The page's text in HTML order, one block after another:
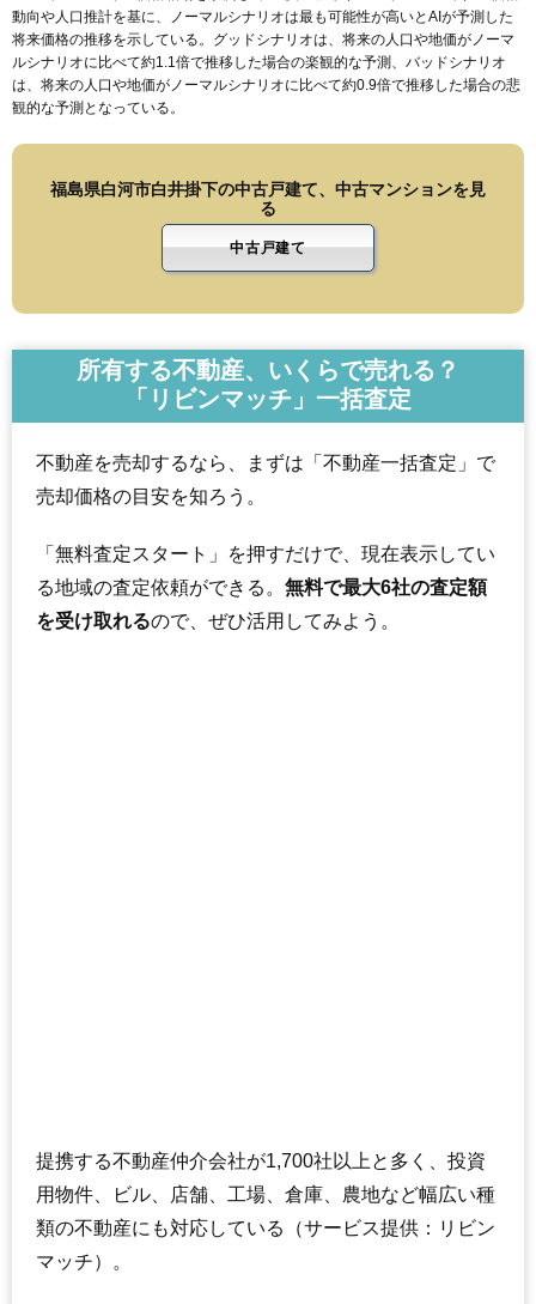
動向や人口推計を基に、ノーマルシナリオは最も可能性が高いとAIが予測した
将来価格の推移を示している。グッドシナリオは、将来の人口や地価がノーマ
ルシナリオに比べて約1.1倍で推移した場合の楽観的な予測、バッドシナリオ
は、将来の人口や地価がノーマルシナリオに比べて約0.9倍で推移した場合の悲
観的な予測となっている。
福島県白河市白井掛下の中古戸建て、中古マンションを見
る
中古戸建て
所有する不動産、いくらで売れる？
「リビンマッチ」一括査定
不動産を売却するなら、まずは「不動産一括査定」で
売却価格の目安を知ろう。
「無料査定スタート」を押すだけで、現在表示してい
る地域の査定依頼ができる。 無料で最大6社の査定額
を受け取れるので、ぜひ活用してみよう。
提携する不動産仲介会社が1,700社以上と多く、投資
用物件、ビル、店舗、工場、倉庫、農地など幅広い種
類の不動産にも対応している（サービス提供：リビン
マッチ）。